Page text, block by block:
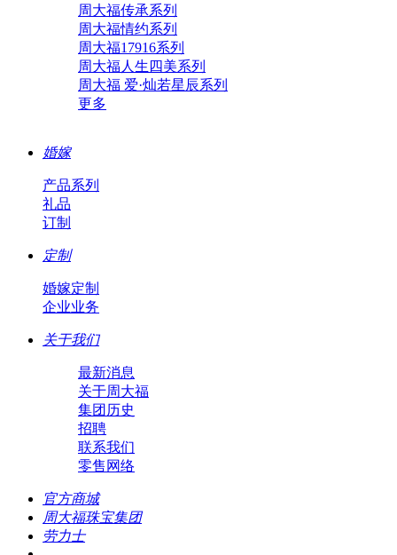
周大福传承系列
周大福情约系列
周大福17916系列
周大福人生四美系列
周大福 爱·灿若星辰系列
更多
婚嫁
产品系列
礼品
订制
定制
婚嫁定制
企业业务
关于我们
最新消息
关于周大福
集团历史
招聘
联系我们
零售网络
官方商城
周大福珠宝集团
劳力士